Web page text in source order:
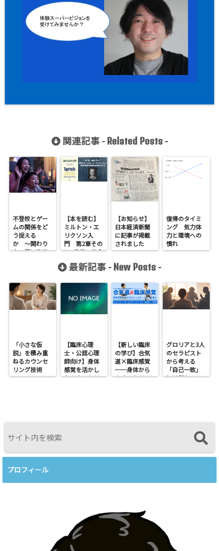
関連記事 - Related Posts-
不登校とゲー
ムの関係をど
う捉える
か 〜関わり
方の質に注目
【本を読む】
ミルトン・エ
リクソン入
門 第2章その
3 患者の信念
用すること
【お知らせ】
日本経済新聞
に記事が掲載
されました
復帰のタイミ
ング 気力体
力と環境への
慣れ
最新記事 - New Posts -
「小さな仮
説」を積み重
ねるカウンセ
リング技術
【臨床心理
士・公認心理
師向け】身体
感覚を活かし
たカウンセリ
【新しい臨床
の学び】合気
道×臨床感覚
──身体から
カウンセリン
グロリアと3人
のセラピスト
から考える
「自己一致」
とは何か──
プロフィール